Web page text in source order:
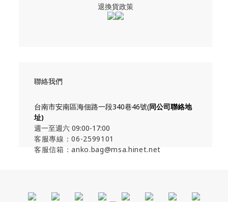
退換貨政策
聯絡我們
台南市安南區海佃路一段340巷46號(同公司聯絡地
址)
週一至週六 09:00-17:00
客服專線：06-2599101
客服信箱：anko.bag@msa.hinet.net